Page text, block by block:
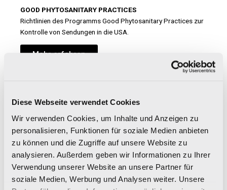
Diese Webseite verwendet Cookies
Wir verwenden Cookies, um Inhalte und Anzeigen zu
personalisieren, Funktionen für soziale Medien anbieten
zu können und die Zugriffe auf unsere Website zu
analysieren. Außerdem geben wir Informationen zu Ihrer
Verwendung unserer Website an unsere Partner für
soziale Medien, Werbung und Analysen weiter. Unsere
GOOD PHYTOSANITARY PRACTICES
Richtlinien des Programms Good Phytosanitary Practices zur
Kontrolle von Sendungen in die USA.
Mehr erfahren
CCC
Konformität mit der obligatorischen chinesischen
Zertifizierung.
Zertifikat herunterladen